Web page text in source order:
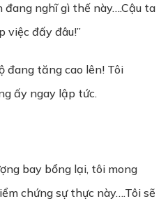
đang nghĩ gì thế này….Cậu ta
việc đấy đâu!”
đang tăng cao lên! Tôi
ấy ngay lập tức.
bay bổng lại, tôi mong
chứng sự thực này….Tôi sẽ